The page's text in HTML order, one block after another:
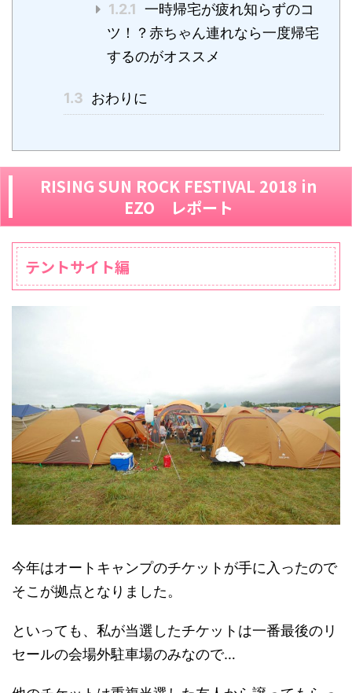
1.2.1 一時帰宅が疲れ知らずのコ
ツ！？赤ちゃん連れなら一度帰宅
するのがオススメ
1.3 おわりに
RISING SUN ROCK FESTIVAL 2018 in
EZO レポート
テントサイト編
今年はオートキャンプのチケットが手に入ったので
そこが拠点となりました。
といっても、私が当選したチケットは一番最後のリ
セールの会場外駐車場のみなので…